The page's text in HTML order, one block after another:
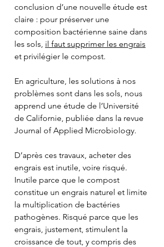
conclusion d’une nouvelle étude est
claire : pour préserver une
composition bactérienne saine dans
les sols, il faut supprimer les engrais
et privilégier le compost.
En agriculture, les solutions à nos
problèmes sont dans les sols, nous
apprend une étude de l’Université
de Californie, publiée dans la revue
Journal of Applied Microbiology.
D’après ces travaux, acheter des
engrais est inutile, voire risqué.
Inutile parce que le compost
constitue un engrais naturel et limite
la multiplication de bactéries
pathogènes. Risqué parce que les
engrais, justement, stimulent la
croissance de tout, y compris des